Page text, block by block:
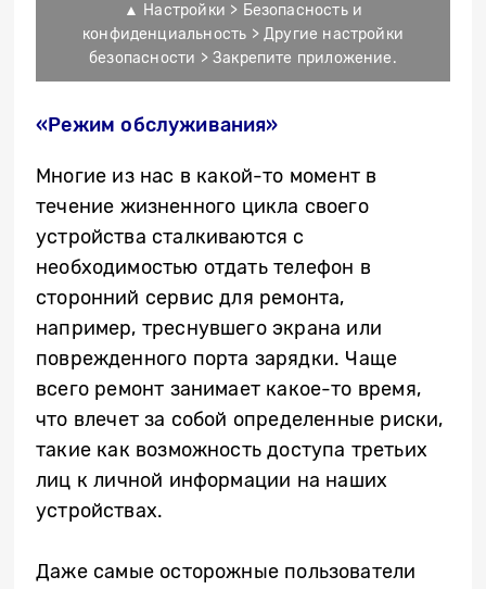
▲ Настройки > Безопасность и
конфиденциальность > Другие настройки
безопасности > Закрепите приложение.
«Режим обслуживания»
Многие из нас в какой-то момент в
течение жизненного цикла своего
устройства сталкиваются с
необходимостью отдать телефон в
сторонний сервис для ремонта,
например, треснувшего экрана или
поврежденного порта зарядки. Чаще
всего ремонт занимает какое-то время,
что влечет за собой определенные риски,
такие как возможность доступа третьих
лиц к личной информации на наших
устройствах.
Даже самые осторожные пользователи